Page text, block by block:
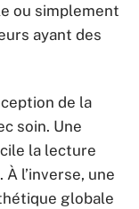
ou simplement
ayant des
de la
soin. Une
la lecture
l’inverse, une
globale